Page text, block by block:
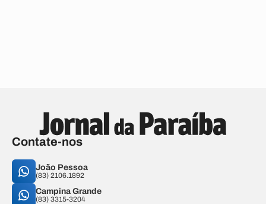
Contate-nos
João Pessoa
(83) 2106.1892
Campina Grande
(83) 3315-3204